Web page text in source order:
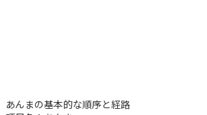
あんまの基本的な順序と経路